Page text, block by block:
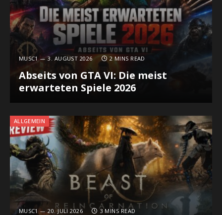
MUSC1 3. AUGUST 2026 2 MINS READ
Abseits von GTA VI: Die meist
erwarteten Spiele 2026
ALLGEMEIN
MUSC1 20. JULI 2026 3 MINS READ